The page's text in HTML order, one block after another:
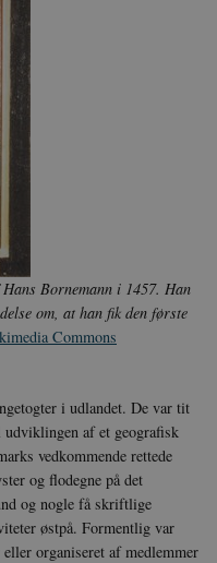
Bornemann i 1457. Han
om, at han fik den første
Commons
i udlandet. De var tit
af et geografisk
vedkommende rettede
og flodegne på det
og nogle få skriftlige
østpå. Formentlig var
organiseret af medlemmer